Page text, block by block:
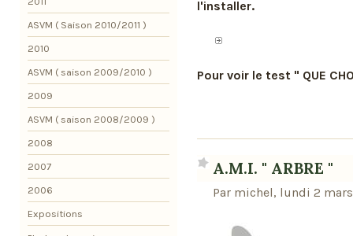
l'installer.
Pour voir le test " QUE
A.M.I. " ARBRE "
Par michel, lundi 2
ASVM ( Saison 2010/2011 )
2010
ASVM ( saison 2009/2010 )
2009
ASVM ( saison 2008/2009 )
2008
2007
2006
Expositions